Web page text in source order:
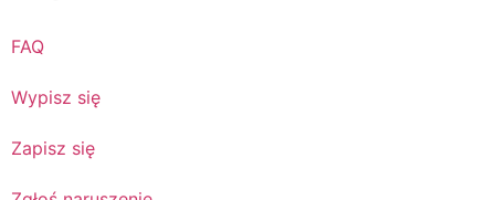
FAQ
Wypisz się
Zapisz się